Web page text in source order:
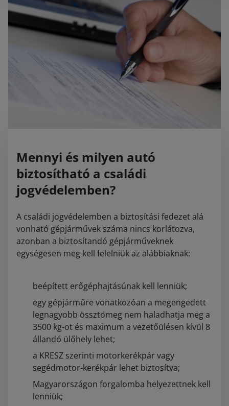
Mennyi és milyen autó
biztosítható a családi
jogvédelemben?
A családi jogvédelemben a biztosítási fedezet alá
vonható gépjárművek száma nincs korlátozva,
azonban a biztosítandó gépjárműveknek
egységesen meg kell felelniük az alábbiaknak:
beépített erőgéphajtásúnak kell lenniük;
egy gépjárműre vonatkozóan a megengedett
legnagyobb össztömeg nem haladhatja meg a
3500 kg-ot és maximum a vezetőülésen kívül 8
állandó ülőhely lehet;
a KRESZ szerinti motorkerékpár vagy
segédmotor-kerékpár lehet biztosítva;
Magyarországon forgalomba helyezettnek kell
lenniük;